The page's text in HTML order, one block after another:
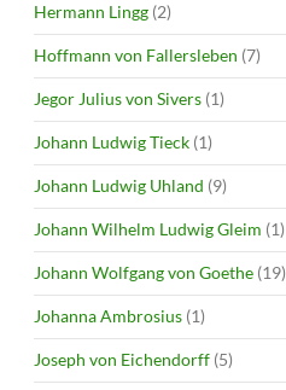
Hermann Lingg (2)
Hoffmann von Fallersleben (7)
Jegor Julius von Sivers (1)
Johann Ludwig Tieck (1)
Johann Ludwig Uhland (9)
Johann Wilhelm Ludwig Gleim (1)
Johann Wolfgang von Goethe (19)
Johanna Ambrosius (1)
Joseph von Eichendorff (5)